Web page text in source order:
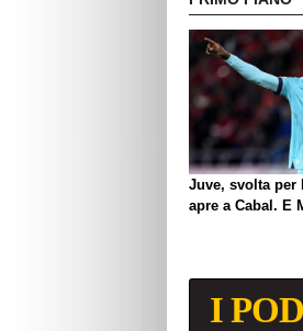
Juve, svolta
apre a Cabal. E
I